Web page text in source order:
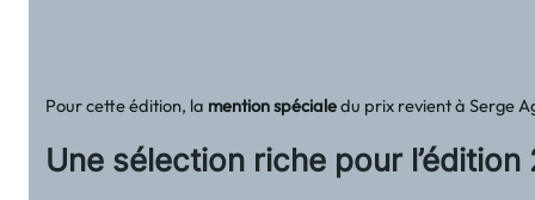
Pour cette édition, la mention spécialedu prix revient à Serge
Une sélection riche pour l’édition